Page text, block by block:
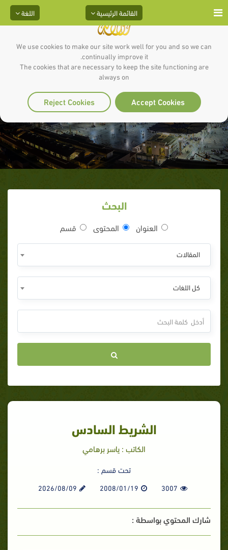
We use cookies to make our site work well for you and so we can
continually improve it.
The cookies that are necessary to keep the site functioning are
always on
Accept Cookies
Reject Cookies
اللغة القائمة الرئيسية
الشريط السادس
البحث
العنوان المحتوى قسم
المقالات
كل اللغات
الشريط السادس
الكاتب : ياسر برهامي
تحت قسم :
3007
2008/01/19
2026/08/09
شارك المحتوي بواسطة :